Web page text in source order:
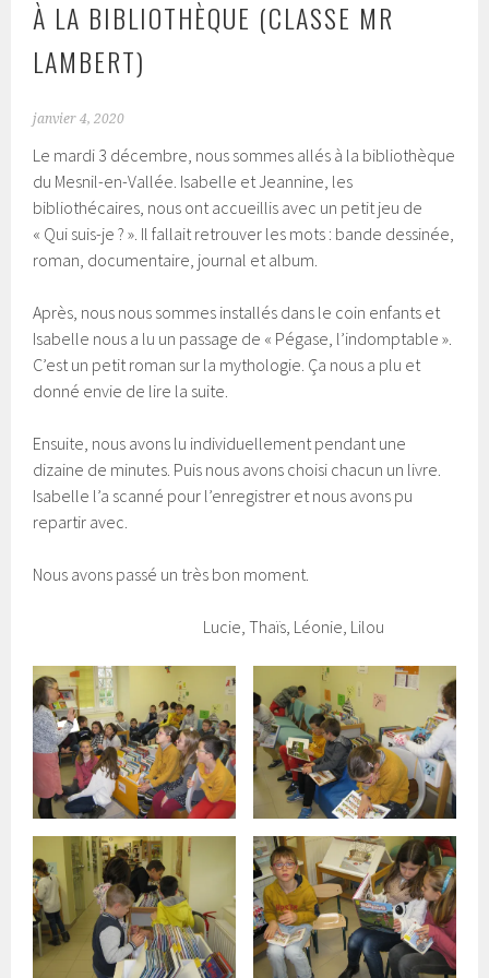
À LA BIBLIOTHÈQUE (CLASSE MR
LAMBERT)
janvier 4, 2020
Le mardi 3 décembre, nous sommes allés à la bibliothèque
du Mesnil-en-Vallée. Isabelle et Jeannine, les
bibliothécaires, nous ont accueillis avec un petit jeu de
« Qui suis-je ? ». Il fallait retrouver les mots : bande dessinée,
roman, documentaire, journal et album.
Après, nous nous sommes installés dans le coin enfants et
Isabelle nous a lu un passage de « Pégase, l’indomptable ».
C’est un petit roman sur la mythologie. Ça nous a plu et
donné envie de lire la suite.
Ensuite, nous avons lu individuellement pendant une
dizaine de minutes. Puis nous avons choisi chacun un livre.
Isabelle l’a scanné pour l’enregistrer et nous avons pu
repartir avec.
Nous avons passé un très bon moment.
Lucie, Thaïs, Léonie, Lilou